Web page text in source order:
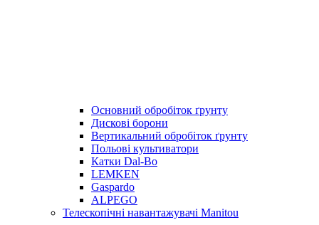
Основний обробіток ґрунту
Дискові борони
Вертикальний обробіток ґрунту
Польові культиватори
Катки Dal-Bo
LEMKEN
Gaspardo
ALPEGO
Телескопічні навантажувачі Manitou